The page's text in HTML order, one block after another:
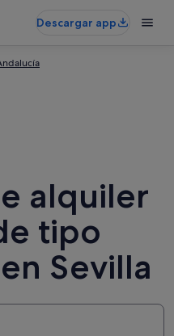
Descargar app
alquiler
tipo
Sevilla